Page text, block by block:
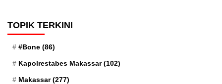
TOPIK TERKINI
#Bone (86)
Kapolrestabes Makassar(102)
Makassar(277)